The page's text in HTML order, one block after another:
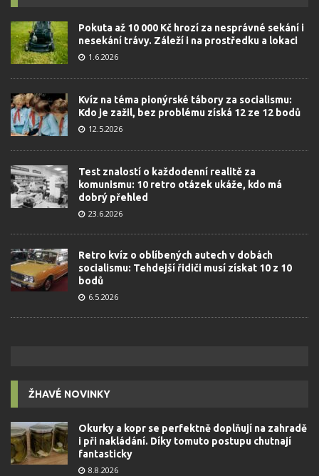
Pokuta až 10 000 Kč hrozí za nesprávné sekání i
nesekání trávy. Záleží i na prostředku a lokaci
1.6.2026
Kvíz na téma pionýrské tábory za socialismu:
Kdo je zažil, bez problému získá 12 ze 12 bodů
12.5.2026
Test znalostí o každodenní realitě za
komunismu: 10 retro otázek ukáže, kdo má
dobrý přehled
23.6.2026
Retro kvíz o oblíbených autech v dobách
socialismu: Tehdejší řidiči musí získat 10 z 10
bodů
6.5.2026
ŽHAVÉ NOVINKY
Okurky a kopr se perfektně doplňují na zahradě
i při nakládání. Díky tomuto postupu chutnají
fantasticky
8.8.2026